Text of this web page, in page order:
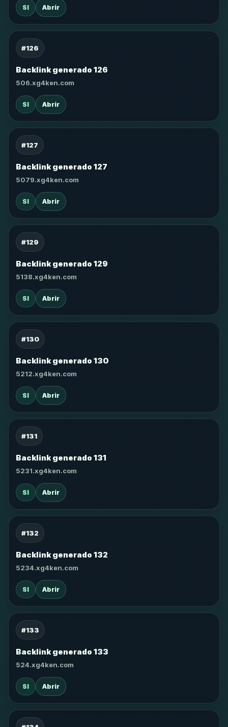
SI Abrir
#126
Backlink generado 126
506.xg4ken.com
SI Abrir
#127
Backlink generado 127
5079.xg4ken.com
SI Abrir
#129
Backlink generado 129
5138.xg4ken.com
SI Abrir
#130
Backlink generado 130
5212.xg4ken.com
SI Abrir
#131
Backlink generado 131
5231.xg4ken.com
SI Abrir
#132
Backlink generado 132
5234.xg4ken.com
SI Abrir
#133
Backlink generado 133
524.xg4ken.com
SI Abrir